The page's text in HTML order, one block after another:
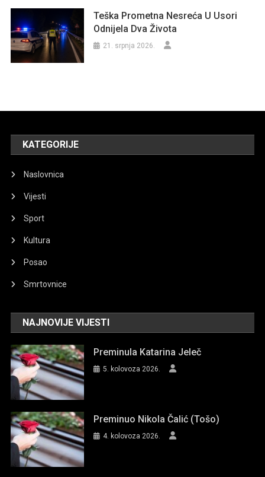
Teška Prometna Nesreća U Usori
Odnijela Dva Života
21. srpnja 2026.
KATEGORIJE
Naslovnica
Vijesti
Sport
Kultura
Posao
Smrtovnice
NAJNOVIJE VIJESTI
Preminula Katarina Jeleč
5. kolovoza 2026.
Preminuo Nikola Čalić (Tošo)
4. kolovoza 2026.